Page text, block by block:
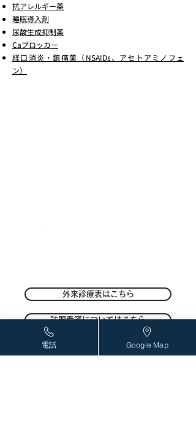
抗アレルギー薬
睡眠導入剤
尿酸生成抑制薬
Caブロッカー
経口消炎・鎮痛薬（NSAIDs、アセトアミノフェ
ン）
外来診療表はこちら
訪問看護についてはこちら
電話 Google Map